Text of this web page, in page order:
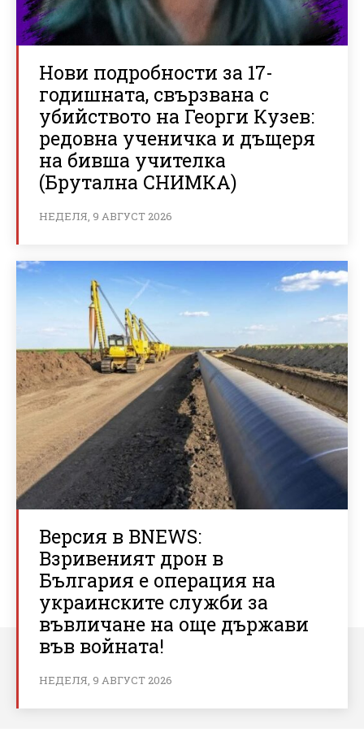
Нови подробности за 17-
годишната, свързвана с
убийството на Георги Кузев:
редовна ученичка и дъщеря
на бивша учителка
(Брутална СНИМКА)
НЕДЕЛЯ, 9 АВГУСТ 2026
Версия в BNEWS:
Взривеният дрон в
България е операция на
украинските служби за
въвличане на още държави
във войната!
НЕДЕЛЯ, 9 АВГУСТ 2026